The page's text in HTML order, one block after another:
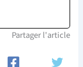
Partager l'article